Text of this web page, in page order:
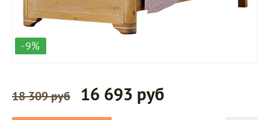
-9%
18 309 руб 16 693 руб